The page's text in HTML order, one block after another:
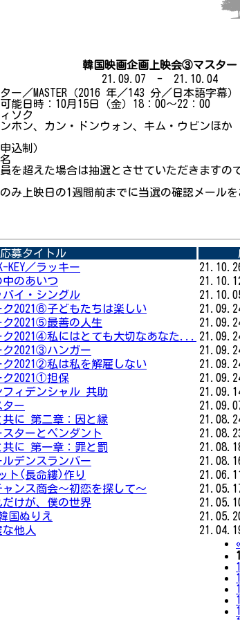
韓国映画企画上映会③マスター
21.09.07 - 21.10.04
ー／MASTER（2016 年／143 分／日本語字幕）
能日時：10月15日（金）18：00～22：00
ソク
ホン、カン・ドンウォン、キム・ウビンほか
込制）
を超えた場合は抽選とさせていただきますの
み上映日の1週間前までに当選の確認メールを
応募タイトル
KEY／ラッキー
のあいつ
イ・シングル
2021⑥子どもたちは楽しい
ク2021⑤最善の人生
ク2021④私にはとても大切なあなた...
ク2021③ハンガー
2021②私は私を解雇しない
ク2021①担保
ィデンシャル 共助
ー
に 第二章：因と縁
ターとペンダント
に 第一章：罪と罰
デンスランバー
ト(長命縷)作り
ンス商会～初恋を探して～
けが、僕の世界
国ぬりえ
他人